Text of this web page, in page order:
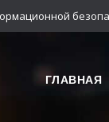
ГЛАВНАЯ